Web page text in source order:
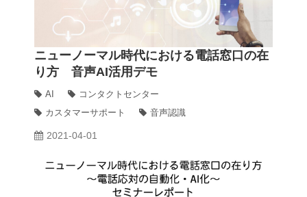
ニューノーマル時代における電話窓口の在
り方 音声AI活用デモ
AI
コンタクトセンター
カスタマーサポート
音声認識
2021-04-01